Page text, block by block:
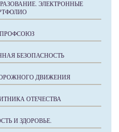
ЭЛЕКТРОННЫЕ
БЕЗОПАСНОСТЬ
ДВИЖЕНИЯ
ОТЕЧЕСТВА
И ЗДОРОВЬЕ.